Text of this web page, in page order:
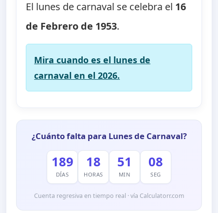
El lunes de carnaval se celebra el 16
de Febrero de 1953.
Mira cuando es el lunes de
carnaval en el 2026.
¿Cuánto falta para Lunes de Carnaval?
189
DÍAS
18
HORAS
51
MIN
07
SEG
Cuenta regresiva en tiempo real · vía Calculatorr.com